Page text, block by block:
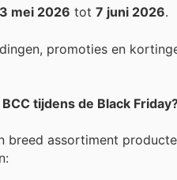
mei 2026 tot 7 juni 2026.
promoties en
tijdens de Black
breed assortiment